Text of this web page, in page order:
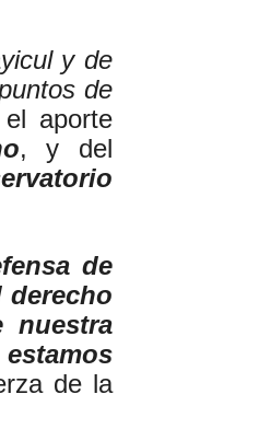
y de
de
aporte
, y del
de
nuestra
de la